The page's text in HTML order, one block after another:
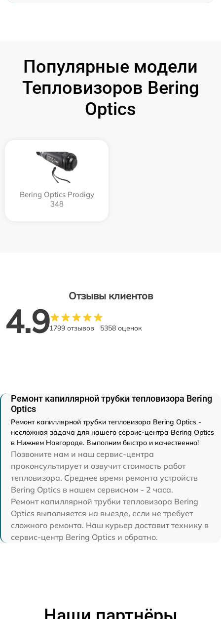
Популярные модели
Тепловизоров Bering
Optics
Bering Optics Prodigy
348
Отзывы клиентов
4.91799 отзывов 5358 оценок
Ремонт капиллярной трубки тепловизора Bering
Optics
Ремонт капиллярной трубки тепловизора Bering Optics -
несложная задача для нашего сервис-центра Bering Optics
в Нижнем Новгороде. Выполним быстро и качественно!
Позвоните нам и наш сервис-центра
проконсультирует и озвучит стоимость работ
тепловизора. Среднее время ремонта устройств
Bering Optics в нашем сервисном - 2 часа.
Ремонт капиллярной трубки тепловизора Bering
Optics выполняется на выезде, если не требует
сложного ремонта. Наш курьер доставит технику в
сервис-центр Bering Optics и обратно.